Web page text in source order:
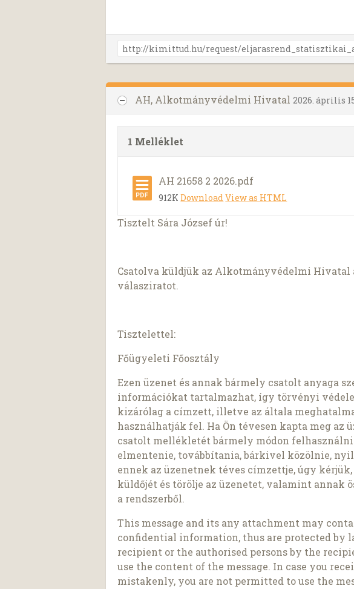
AH, Alkotmányvédelmi Hivatal 2026. április
1 Melléklet
AH 21658 2 2026.pdf
912KDownloadView as HTML
Tisztelt Sára József úr!
Csatolva küldjük az Alkotmányvédelmi
válasziratot.
Tisztelettel:
Főügyeleti Főosztály
Ezen üzenet és annak bármely csatolt anyaga
információkat tartalmazhat, így törvényi
kizárólag a címzett, illetve az általa
használhatják fel. Ha Ön tévesen kapta meg az
csatolt mellékletét bármely módon
elmentenie, továbbítania, bárkivel közölnie,
ennek az üzenetnek téves címzettje, úgy
küldőjét és törölje az üzenetet, valamint annak
a rendszerből.
This message and its any attachment may
confidential information, thus are protected by
recipient or the authorised persons by the
use the content of the message. In case you
mistakenly, you are not permitted to use the